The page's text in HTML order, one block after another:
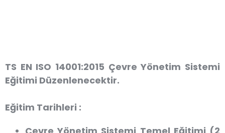
TS EN ISO 14001:2015 Çevre Yönetim Sistemi
Eğitimi Düzenlenecektir.
Eğitim Tarihleri :